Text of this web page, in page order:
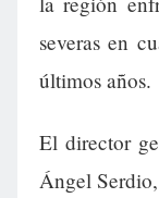
severas en
últimos años.
El director
Ángel